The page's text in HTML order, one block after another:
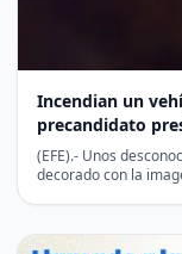
Incendian un
precandidato
(EFE).- Unos
decorado con la